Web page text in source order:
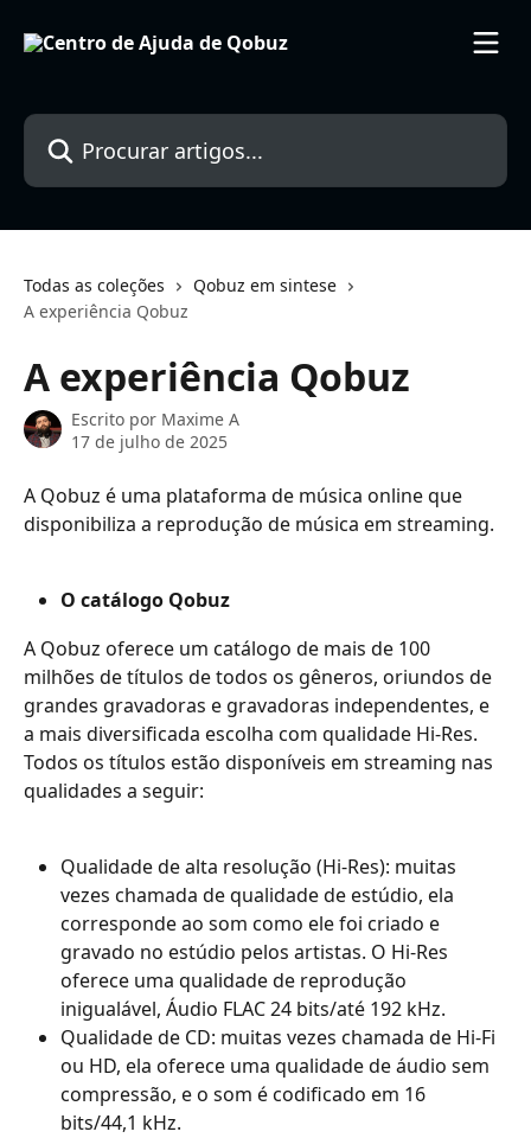
Procurar artigos...
Todas as coleções
Qobuz em sintese
A experiência Qobuz
A experiência Qobuz
Escrito por Maxime A
17 de julho de 2025
A Qobuz é uma plataforma de música online que
disponibiliza a reprodução de música em streaming.
O catálogo Qobuz
A Qobuz oferece um catálogo de mais de 100
milhões de títulos de todos os gêneros, oriundos de
grandes gravadoras e gravadoras independentes, e
a mais diversificada escolha com qualidade Hi-Res.
Todos os títulos estão disponíveis em streaming nas
qualidades a seguir:
Qualidade de alta resolução (Hi-Res): muitas
vezes chamada de qualidade de estúdio, ela
corresponde ao som como ele foi criado e
gravado no estúdio pelos artistas. O Hi-Res
oferece uma qualidade de reprodução
inigualável, Áudio FLAC 24 bits/até 192 kHz.
Qualidade de CD: muitas vezes chamada de Hi-Fi
ou HD, ela oferece uma qualidade de áudio sem
compressão, e o som é codificado em 16
bits/44,1 kHz.